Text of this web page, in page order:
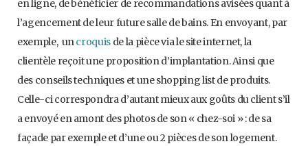
en ligne, de bénéficier de recommandations avisées quant à
l’agencement de leur future salle de bains. En envoyant, par
exemple, uncroquis de la pièce via le site internet, la
clientèle reçoit une proposition d’implantation. Ainsi que
des conseils techniques et une shopping list de produits.
Celle-ci correspondra d’autant mieux aux goûts du client s’il
a envoyé en amont des photos de son « chez-soi » : de sa
façade par exemple et d’une ou 2 pièces de son logement.